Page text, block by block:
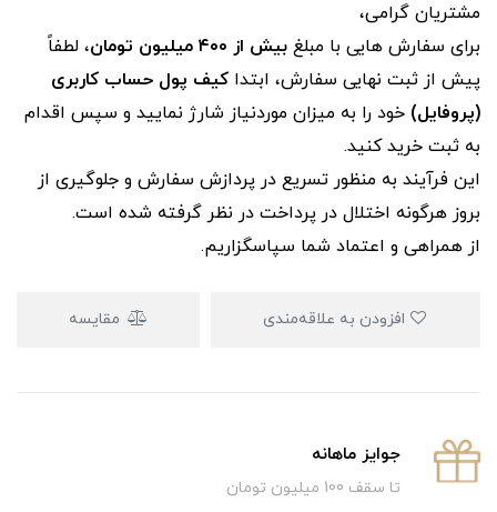
مشتریان گرامی،
برای سفارش‌ هایی با مبلغ بیش از ۴۰۰ میلیون تومان
، لطفاً
پیش از ثبت نهایی سفارش، ابتدا کیف پول حساب کاربری
(پروفایل) خود را به میزان موردنیاز شارژ نمایید و سپس اقدام
به ثبت خرید کنید.
این فرآیند به‌ منظور تسریع در پردازش سفارش و جلوگیری از
بروز هرگونه اختلال در پرداخت در نظر گرفته شده است.
از همراهی و اعتماد شما سپاسگزاریم.
مقایسه
جوایز ماهانه
تا سقف 100 میلیون تومان